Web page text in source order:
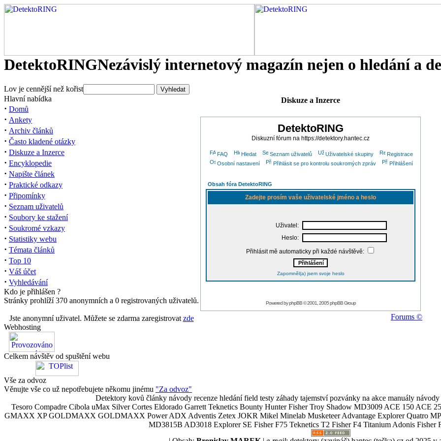
DetektoRINGNezávislý internetový magazín nejen o hledání a
Lov je cennější než kořist
Hlavní nabídka
· Domů
· Ankety
· Archiv článků
· Často kladené otázky
· Diskuze a Inzerce
· Encyklopedie
· Napište článek
· Praktické odkazy
· Připomínky
· Seznam uživatelů
· Soubory ke stažení
· Soukromé vzkazy
· Statistiky webu
· Témata článků
· Top 10
· Váš účet
· Vyhledávání
Kdo je přihlášen ?
Stránky prohlíží 370 anonymních a 0 registrovaných uživatelů.
Jste anonymní uživatel. Můžete se zdarma zaregistrovat zde
Webhosting
Celkem návštěv od spuštění webu
Vše za odvoz
Věnujte vše co už nepotřebujete někomu jinému "Za odvoz"
Diskuze a Inzerce
DetektoRING
Diskuzní fórum na https://detektory.hantec.cz
FAQ Hledat Seznam uživatelů Uživatelské skupiny
Registrace
Osobní nastavení
Přihlásit se pro kontrolu soukromých zpráv Přihlášení
Obsah fóra DetektoRING
Zadejte prosím vaše uživatelské jméno a heslo
Uživatel:
Heslo:
Přihlásit mě automaticky při každé návštěvě:
Zapomněl(a) jsem svoje heslo
Powered byphpBB© 2001, 2005 phpBB Group
Forums ©
Detektory kovů články návody recenze hledání field testy záhady tajemství pozvánky na akce manuály
Tesoro Compadre Cibola uMax Silver Cortes Eldorado Garrett Teknetics Bounty Hunter Fisher Troy Shadow MD3009 ACE 150 ACE
GMAXX XP GOLDMAXX GOLDMAXX Power ADX Adventis Zetex JOKR Mikel Minelab Musketeer Advantage Explorer Quatro
MD3815B AD3018 Explorer SE Fisher F75 Teknetics T2 Fisher F4 Titanium Adonis Fisher